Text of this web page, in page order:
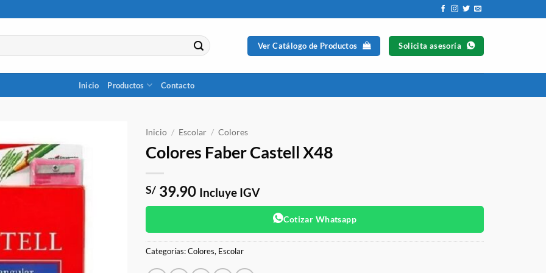
Ver Catálogo de Productos Solicita asesoría
Inicio Productos Contacto
Inicio / Escolar / Colores
Colores Faber Castell X48
S/ 39.90 Incluye IGV
Cotizar Whatsapp
Categorías:Colores, Escolar